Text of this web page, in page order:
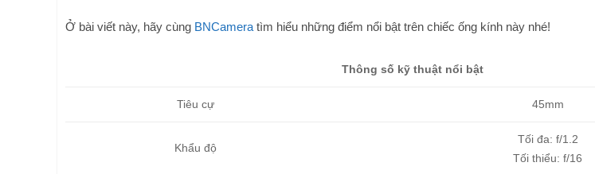
Ở bài viết này, hãy cùng BNCamera tìm hiểu những điểm nổi bật trên chiếc ống kính này nhé!
Thông số kỹ thuật nổi bật
Tiêu cự 45mm
Khẩu độ
Tối đa: f/1.2
Tối thiểu: f/16